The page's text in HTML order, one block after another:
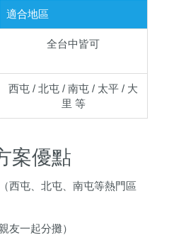
適合地區
全台中皆可
西屯 / 北屯 / 南屯 / 太平 / 大
里 等
案優點
西屯、北屯、南屯等熱門區
友一起分攤）